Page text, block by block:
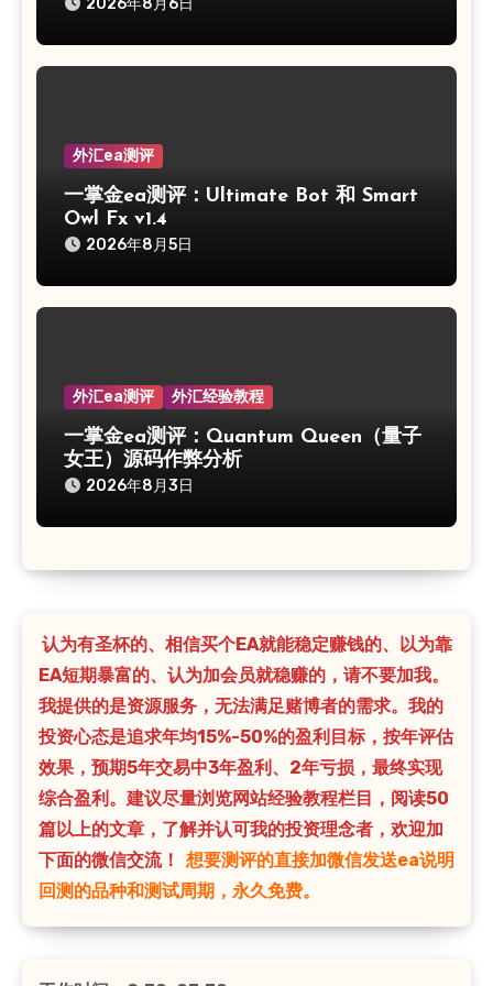
外汇ea测评
一掌金ea测评：Ultimate Bot 和 Smart
Owl Fx v1.4
2026年8月5日
外汇ea测评 外汇经验教程
一掌金ea测评：Quantum Queen（量子
女王）源码作弊分析
2026年8月3日
认为有圣杯的、相信买个EA就能稳定赚钱的、以为靠
EA短期暴富的、认为加会员就稳赚的，请不要加我。
我提供的是资源服务，无法满足赌博者的需求。我的
投资心态是追求年均15%-50%的盈利目标，按年评估
效果，预期5年交易中3年盈利、2年亏损，最终实现
综合盈利。建议尽量浏览网站经验教程栏目，阅读50
篇以上的文章，了解并认可我的投资理念者，欢迎加
下面的微信交流！
想要测评的直接加微信发送ea说明
回测的品种和测试周期，永久免费。